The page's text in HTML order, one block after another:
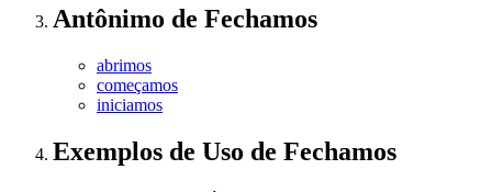
Antônimo de Fechamos
abrimos
começamos
iniciamos
Exemplos de Uso de Fechamos